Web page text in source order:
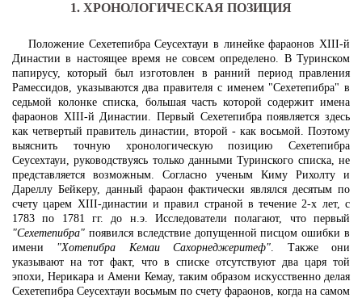
1. ХРОНОЛОГИЧЕСКАЯ ПОЗИЦИЯ
Положение Сехетепибра Сеусехтауи в линейке фараонов XIII-й
Династии в настоящее время не совсем определено. В Туринском
папирусу, который был изготовлен в ранний период правления
Рамессидов, указываются два правителя с именем "Сехетепибра" в
седьмой колонке списка, большая часть которой содержит имена
фараонов XIII-й Династии. Первый Сехетепибра появляется здесь
как четвертый правитель династии, второй - как восьмой. Поэтому
выяснить точную хронологическую позицию Сехетепибра
Сеусехтауи, руководствуясь только данными Туринского списка, не
представляется возможным. Согласно ученым Киму Рихолту и
Дареллу Бейкеру, данный фараон фактически являлся десятым по
счету царем XIII-династии и правил страной в течение 2-х лет, с
1783 по 1781 гг. до н.э. Исследователи полагают, что первый
"Сехетепибра" появился вследствие допущенной писцом ошибки в
имени "Хотепибра Кемаи Сахорнеджеритеф" . Также они
указывают на тот факт, что в списке отсутствуют два царя той
эпохи, Нерикара и Амени Кемау, таким образом искусственно делая
Сехетепибра Сеусехтауи восьмым по счету фараонов, когда на самом